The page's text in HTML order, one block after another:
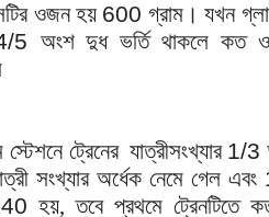
ওজন হয় 600 গ্রাম। যখন
5 অংশ দুধ ভর্তি থাকলে কত
স্টেশনে ট্রেনের যাত্রীসংখ্যার 1/3
সংখ্যার অর্ধেক নেমে গেল এবং
হয়, তবে প্রথমে ট্রেনটিতে